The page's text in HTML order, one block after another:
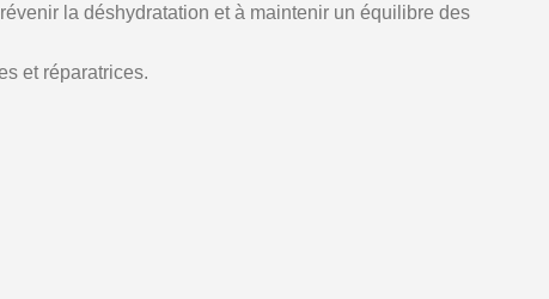
la déshydratation età maintenir un équilibre des
et réparatrices.